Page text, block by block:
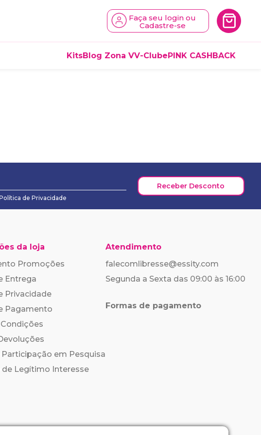
Faça seu login ou
Cadastre-se
KitsBlog Zona VV-ClubePINK CASHBACK
de Privacidade
Receber Desconto
da loja
Promoções
Entrega
Privacidade
Pagamento
em Pesquisa
de Legítimo Interesse
Atendimento
falecomlibresse@essity.com
Segunda a Sexta das 09:00 às 16:00
Formas de pagamento